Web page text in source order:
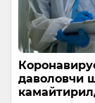
даволовчи